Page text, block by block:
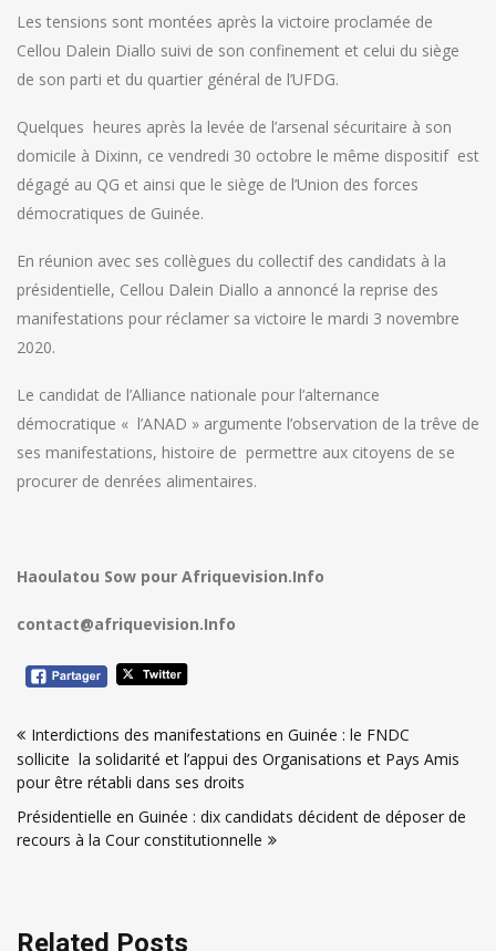
Les tensions sont montées après la victoire proclamée de
Cellou Dalein Diallo suivi de son confinement et celui du siège
de son parti et du quartier général de l’UFDG.
Quelques heures après la levée de l’arsenal sécuritaire à son
domicile à Dixinn, ce vendredi 30 octobre le même dispositif est
dégagé au QG et ainsi que le siège de l’Union des forces
démocratiques de Guinée.
En réunion avec ses collègues du collectif des candidats à la
présidentielle, Cellou Dalein Diallo a annoncé la reprise des
manifestations pour réclamer sa victoire le mardi 3 novembre
2020.
Le candidat de l’Alliance nationale pour l’alternance
démocratique « l’ANAD » argumente l’observation de la trêve de
ses manifestations, histoire de permettre aux citoyens de se
procurer de denrées alimentaires.
Haoulatou Sow pour Afriquevision.Info
contact@afriquevision.Info
de
l’article
Interdictions des manifestations en Guinée : le FNDC
sollicite la solidarité et l’appui des Organisations et Pays Amis
pour être rétabli dans ses droits
Présidentielle en Guinée : dix candidats décident de déposer de
recours à la Cour constitutionnelle
Related Posts